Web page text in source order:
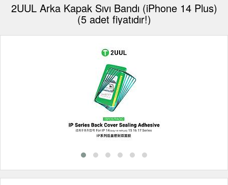
2UUL Arka Kapak Sıvı Bandı (iPhone 14 Plus)
(5 adet fiyatıdır!)